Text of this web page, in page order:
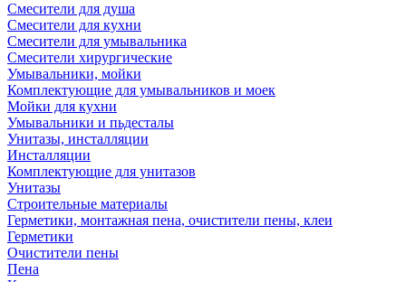
Смесители для душа
Смесители для кухни
Смесители для умывальника
Смесители хирургические
Умывальники, мойки
Комплектующие для умывальников и моек
Мойки для кухни
Умывальники и пьдесталы
Унитазы, инсталляции
Инсталляции
Комплектующие для унитазов
Унитазы
Строительные материалы
Герметики, монтажная пена, очистители пены, клеи
Герметики
Очистители пены
Пена